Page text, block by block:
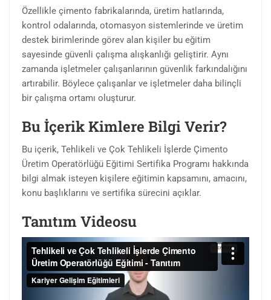
Özellikle çimento fabrikalarında, üretim hatlarında,
kontrol odalarında, otomasyon sistemlerinde ve üretim
destek birimlerinde görev alan kişiler bu eğitim
sayesinde güvenli çalışma alışkanlığı geliştirir. Aynı
zamanda işletmeler çalışanlarının güvenlik farkındalığını
artırabilir. Böylece çalışanlar ve işletmeler daha bilinçli
bir çalışma ortamı oluşturur.
Bu İçerik Kimlere Bilgi Verir?
Bu içerik, Tehlikeli ve Çok Tehlikeli İşlerde Çimento
Üretim Operatörlüğü Eğitimi Sertifika Programı hakkında
bilgi almak isteyen kişilere eğitimin kapsamını, amacını,
konu başlıklarını ve sertifika sürecini açıklar.
Tanıtım Videosu